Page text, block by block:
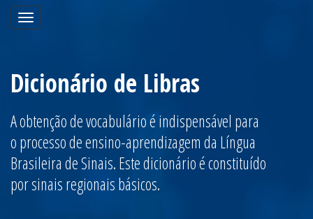
Toggle
navigation
Dicionário de Libras
A obtenção de vocabulário é indispensável para
o processo de ensino-aprendizagem da Língua
Brasileira de Sinais. Este dicionário é constituído
por sinais regionais básicos.